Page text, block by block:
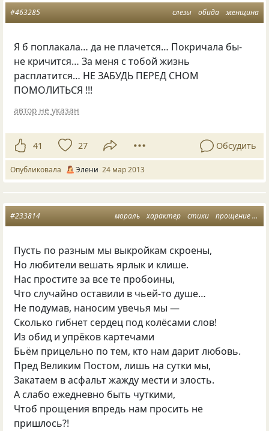
слезы обида женщина
#463285
Я б поплакала… да не плачется… Покричала бы-
не кричится… За меня с тобой жизнь
расплатится… НЕ ЗАБУДЬ ПЕРЕД СНОМ
ПОМОЛИТЬСЯ !!!
автор не указан
41 27 Обсудить
Опубликовала Элени 24 мар 2013
мораль характер стихи прощение
#233814
Пусть по разным мы выкройкам скроены,
Но любители вешать ярлык и клише.
Нас простите за все те пробоины,
Что случайно оставили в чьей-то душе…
Не подумав, наносим увечья мы —
Сколько гибнет сердец под колёсами слов!
Из обид и упрёков картечами
Бьём прицельно по тем, кто нам дарит любовь.
Пред Великим Постом, лишь на сутки мы,
Закатаем в асфальт жажду мести и злость.
А слабо ежедневно быть чуткими,
Чтоб прощения впредь нам просить не
пришлось?!